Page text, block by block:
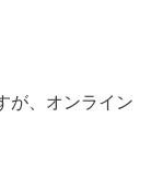
が、オンライン